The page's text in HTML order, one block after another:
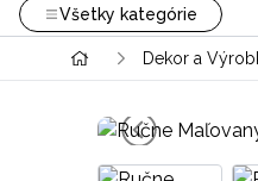
Všetky kategórie
Dekor a